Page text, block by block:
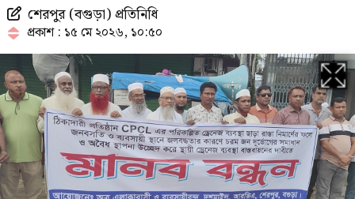
শেরপুর (বগুড়া) প্রতিনিধি
প্রকাশ : ১৫ মে ২০২৬, ১০:৫০